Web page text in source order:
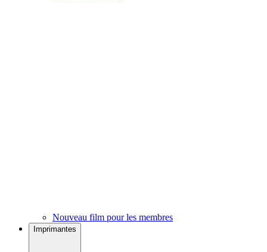
Nouveau film pour les membres
Imprimantes